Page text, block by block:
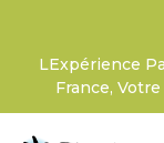
LExpérience
France,